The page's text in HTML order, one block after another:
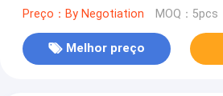
de matéria têxtil da sapata/7.5mm
Preço：By Negotiation MOQ：5pcs
Melhor preço